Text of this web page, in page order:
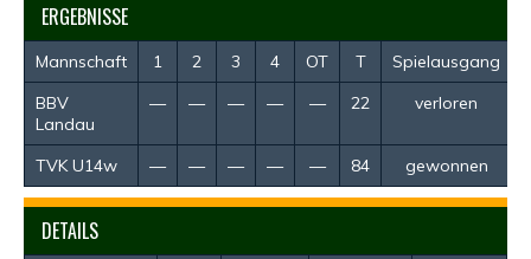
ERGEBNISSE
Mannschaft 1 2 3 4 OT T
Spielausgang
BBV
Landau
— — — — — 22 verloren
TVK U14w — — — — — 84 gewonnen
DETAILS